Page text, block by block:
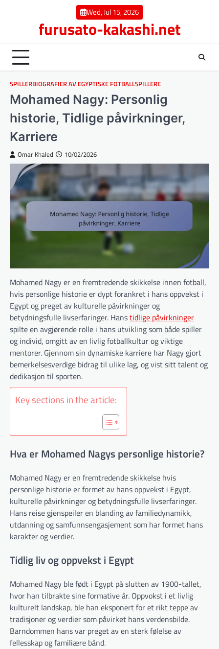
Wed, Jul 15, 2026
furusato-kakashi.net
SPILLERBIOGRAFIER AV EGYPTISKE FOTBALLSPILLERE
Mohamed Nagy: Personlig
historie, Tidlige påvirkninger,
Karriere
Omar Khaled 10/02/2026
Mohamed Nagy er en fremtredende skikkelse innen fotball,
hvis personlige historie er dypt forankret i hans oppvekst i
Egypt og preget av kulturelle påvirkninger og
betydningsfulle livserfaringer. Hanstidlige påvirkninger
spilte en avgjørende rolle i hans utvikling som både spiller
og individ, omgitt av en livlig fotballkultur og viktige
mentorer. Gjennom sin dynamiske karriere har Nagy gjort
bemerkelsesverdige bidrag til ulike lag, og vist sitt talent og
dedikasjon til sporten.
Key sections in the article:
Hva er Mohamed Nagys personlige historie?
Mohamed Nagy er en fremtredende skikkelse hvis
personlige historie er formet av hans oppvekst i Egypt,
kulturelle påvirkninger og betydningsfulle livserfaringer.
Hans reise gjenspeiler en blanding av familiedynamikk,
utdanning og samfunnsengasjement som har formet hans
karakter og verdier.
Tidlig liv og oppvekst i Egypt
Mohamed Nagy ble født i Egypt på slutten av 1900-tallet,
hvor han tilbrakte sine formative år. Oppvokst i et livlig
kulturelt landskap, ble han eksponert for et rikt teppe av
tradisjoner og verdier som påvirket hans verdensbilde.
Barndommen hans var preget av en sterk følelse av
fellesskap og familiære bånd.